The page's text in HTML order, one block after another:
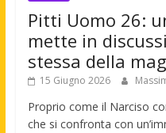
Pitti Uomo 26:
mette in
stessa della
15 Giugno 2026
Proprio come il Narciso
che si confronta con